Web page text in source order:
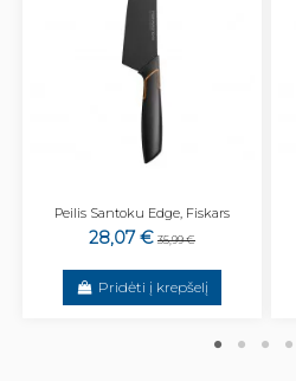
Peilis Santoku Edge, Fiskars
28,07 € 35,99 €
Pridėti į krepšelį